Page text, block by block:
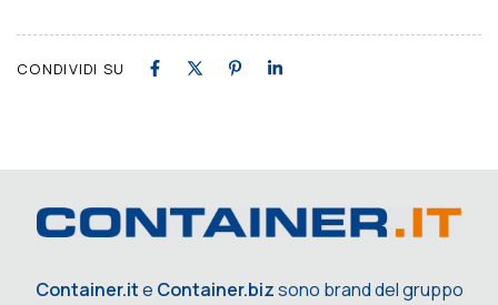
CONDIVIDI SU
Container.ite Container.bizsono brand del gruppo